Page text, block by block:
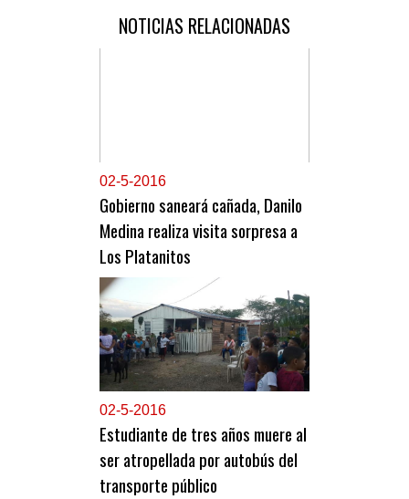
NOTICIAS RELACIONADAS
02-5-2016
Gobierno saneará cañada, Danilo
Medina realiza visita sorpresa a
Los Platanitos
02-5-2016
Estudiante de tres años muere al
ser atropellada por autobús del
transporte público